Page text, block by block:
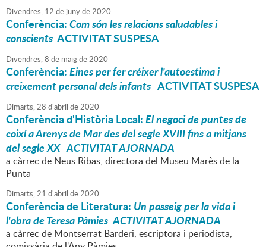
Divendres, 12 de junyde2020
Conferència:Com són les relacions saludables i
conscients ACTIVITAT SUSPESA
Divendres,8 de maigde2020
Conferència:Eines per fer créixer l'autoestima i
creixement personal dels infants ACTIVITAT SUSPESA
Dimarts,28 d'abril de2020
Conferència d'Història Local:El negoci de puntes de
coixí a Arenys de Mar des del segle XVIII fins a mitjans
del segle XX ACTIVITAT AJORNADA
a càrrec de Neus Ribas, directora del Museu Marès de la
Punta
Dimarts,21 d'abril de2020
Conferència de Literatura: Un passeig per la vida i
l'obra de Teresa Pàmies ACTIVITAT AJORNADA
a càrrec de Montserrat Barderi, escriptora i periodista,